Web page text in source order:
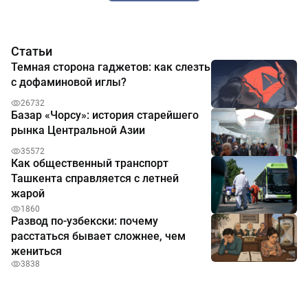
Статьи
Темная сторона гаджетов: как слезть
с дофаминовой иглы?
26732
Базар «Чорсу»: история старейшего
рынка Центральной Азии
35572
Как общественный транспорт
Ташкента справляется с летней
жарой
1860
Развод по-узбекски: почему
расстаться бывает сложнее, чем
жениться
3838